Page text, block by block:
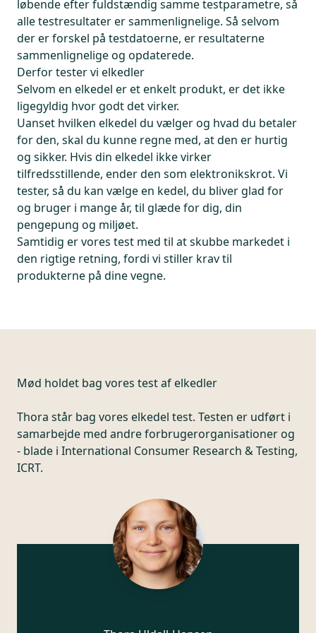
løbende efter fuldstændig samme testparametre, så
alle testresultater er sammenlignelige. Så selvom
der er forskel på testdatoerne, er resultaterne
sammenlignelige og opdaterede.
Derfor tester vi elkedler
Selvom en elkedel er et enkelt produkt, er det ikke
ligegyldig hvor godt det virker.
Uanset hvilken elkedel du vælger og hvad du betaler
for den, skal du kunne regne med, at den er hurtig
og sikker. Hvis din elkedel ikke virker
tilfredsstillende, ender den som elektronikskrot. Vi
tester, så du kan vælge en kedel, du bliver glad for
og bruger i mange år, til glæde for dig, din
pengepung og miljøet.
Samtidig er vores test med til at skubbe markedet i
den rigtige retning, fordi vi stiller krav til
produkterne på dine vegne.
Mød holdet bag vores test af elkedler
Thora står bag vores elkedel test. Testen er udført i
samarbejde med andre forbrugerorganisationer og
- blade i International Consumer Research & Testing,
ICRT.